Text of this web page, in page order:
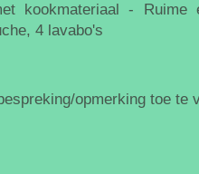
kookmateriaal -
4 lavabo's
opmerking toe te